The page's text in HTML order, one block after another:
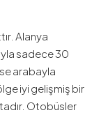
Alanya
sadece 30
arabayla
iyi gelişmiş bir
Otobüsler